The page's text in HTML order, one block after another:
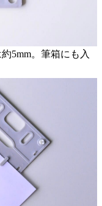
5mm。筆箱にも入